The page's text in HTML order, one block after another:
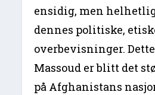
ensidig, men
dennes politiske,
overbevisninger.
Massoud er blitt det
på Afghanistans